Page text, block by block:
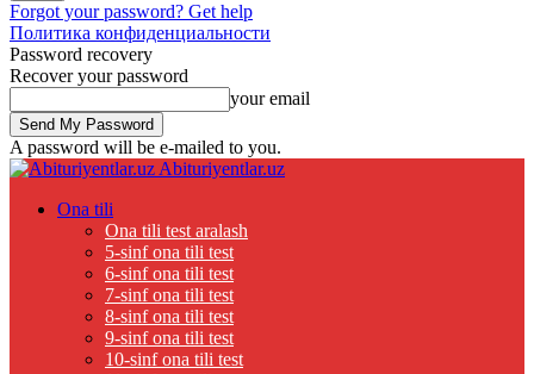
Forgot your password? Get help
Политика конфиденциальности
Password recovery
Recover your password
your email
A password will be e-mailed to you.
Abituriyentlar.uz
Ona tili
Ona tili test aralash
5-sinf ona tili test
6-sinf ona tili test
7-sinf ona tili test
8-sinf ona tili test
9-sinf ona tili test
10-sinf ona tili test